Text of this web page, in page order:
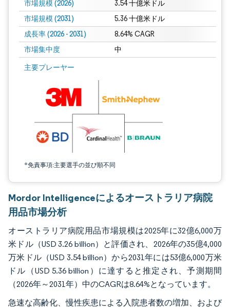
市場規模 (2026) 3.54 十億米ドル
市場規模 (2031) 5.36 十億米ドル
成長率 (2026 - 2031) 8.64% CAGR
市場集中度 中
主要プレーヤー
*免責事項:主要選手の並び順不同
画像 © Mordor Intelligence。再利用にはCC BY 4.0の表示が必要です。
Mordor Intelligenceによるオーストラリア病院
用品市場分析
オーストラリア病院用品市場規模は2025年に32億6,000万
米ドル（USD 3.26 billion）と評価され、2026年の35億4,000
万米ドル（USD 3.54 billion）から2031年には53億6,000万米
ドル（USD 5.36 billion）に達すると推定され、予測期間
（2026年～2031年）中のCAGRは8.64%となっています。
急速な高齢化、慢性疾患による入院患者数の増加、および